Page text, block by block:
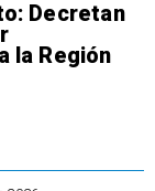
Decretan
la Región